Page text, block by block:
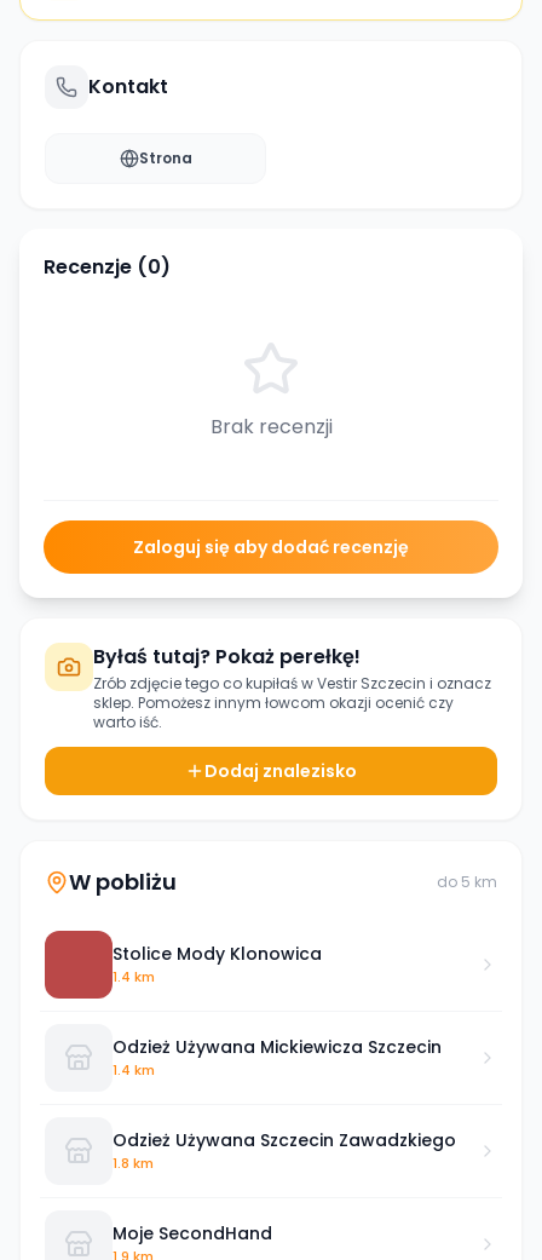
Kontakt
Strona
Recenzje (0)
Brak recenzji
Zaloguj się aby dodać recenzję
Byłaś tutaj? Pokaż perełkę!
Zrób zdjęcie tego co kupiłaś wVestir Szczecin i oznacz
sklep. Pomożesz innym łowcom okazji ocenić czy
warto iść.
Dodaj znalezisko
W pobliżu do 5 km
Stolice Mody Klonowica
1.4 km
Odzież Używana Mickiewicza Szczecin
1.4 km
Odzież Używana Szczecin Zawadzkiego
1.8 km
Moje SecondHand
1.9 km